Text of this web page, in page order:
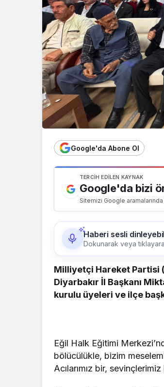
Google'da Abone Ol
TERCIH EDILEN KAYNAK
Google'da bizi
Sitemizi Google
Haberi sesli
Dokunarak veya
Milliyetçi Hareket Partisi
Diyarbakır İl Başkanı
kurulu üyeleri ve ilçe
Eğil Halk Eğitimi
bölücülükle, bizim
Acılarımız bir,